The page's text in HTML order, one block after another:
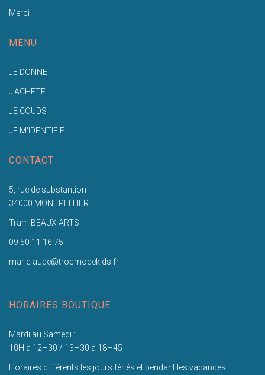
Merci
MENU
JE DONNE
J'ACHETE
JE COUDS
JE M'IDENTIFIE
CONTACT
5, rue de substantion
34000 MONTPELLIER
Tram BEAUX ARTS
09 50 11 16 75
marie-aude@trocmodekids.fr
HORAIRES BOUTIQUE
Mardi au Samedi :
10H à 12H30 / 13H30 à 18H45
Horaires différents les jours fériés et pendant les vacances